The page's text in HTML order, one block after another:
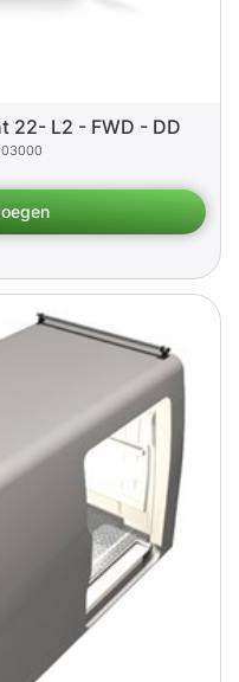
22- L2 - FWD - DD